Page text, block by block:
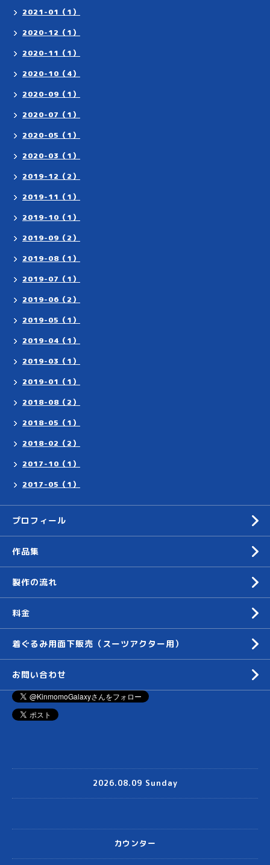
2021-01（1）
2020-12（1）
2020-11（1）
2020-10（4）
2020-09（1）
2020-07（1）
2020-05（1）
2020-03（1）
2019-12（2）
2019-11（1）
2019-10（1）
2019-09（2）
2019-08（1）
2019-07（1）
2019-06（2）
2019-05（1）
2019-04（1）
2019-03（1）
2019-01（1）
2018-08（2）
2018-05（1）
2018-02（2）
2017-10（1）
2017-05（1）
プロフィール
作品集
製作の流れ
料金
着ぐるみ用面下販売（スーツアクター用）
お問い合わせ
2026.08.09 Sunday
カウンター